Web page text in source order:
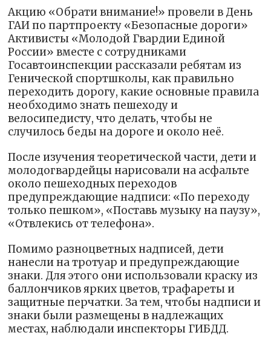
Акцию «Обрати внимание!» провели в День
ГАИ по партпроекту «Безопасные дороги»
Активисты «Молодой Гвардии Единой
России» вместе с сотрудниками
Госавтоинспекции рассказали ребятам из
Генической спортшколы, как правильно
переходить дорогу, какие основные правила
необходимо знать пешеходу и
велосипедисту, что делать, чтобы не
случилось беды на дороге и около неё.
После изучения теоретической части, дети и
молодогвардейцы нарисовали на асфальте
около пешеходных переходов
предупреждающие надписи: «По переходу
только пешком», «Поставь музыку на паузу»,
«Отвлекись от телефона».
Помимо разноцветных надписей, дети
нанесли на тротуар и предупреждающие
знаки. Для этого они использовали краску из
баллончиков ярких цветов, трафареты и
защитные перчатки. За тем, чтобы надписи и
знаки были размещены в надлежащих
местах, наблюдали инспекторы ГИБДД.